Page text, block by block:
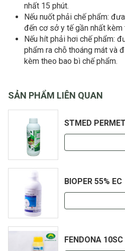
nhất 15 phút.
Nếu nuốt phải chế phẩm:
đến cơ sở y tế gần nhất kèm
Nếu hít phải hơi chế phẩm:
phẩm ra chỗ thoáng mát và
kèm theo bao bì chế phẩm.
SẢN PHẨM LIÊN QUAN
STMED
BIOPER 55% EC
FENDONA 10SC